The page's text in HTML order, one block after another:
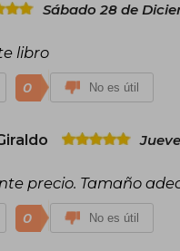
Sábado 28 de
libro
0 No es útil
precio. Tamaño
0 No es útil